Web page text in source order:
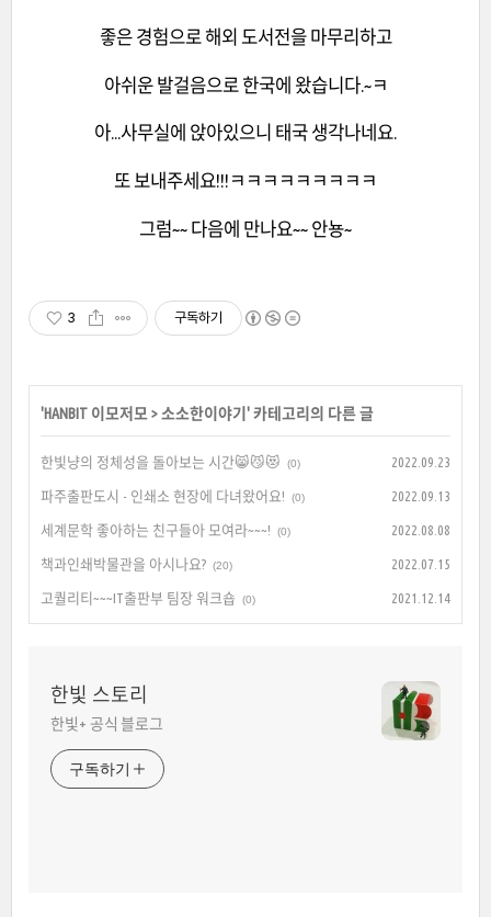
좋은 경험으로 해외 도서전을 마무리하고
아쉬운 발걸음으로 한국에 왔습니다.~ㅋ
아...사무실에 앉아있으니 태국 생각나네요.
또 보내주세요!!!ㅋㅋㅋㅋㅋㅋㅋㅋㅋ
그럼~~ 다음에 만나요~~ 안뇽~
3 구독하기
'HANBIT 이모저모 > 소소한이야기 ' 카테고리의 다른 글
한빛냥의 정체성을 돌아보는 시간😸😼😻 (0) 2022.09.23
파주출판도시 - 인쇄소 현장에 다녀왔어요! (0) 2022.09.13
세계문학 좋아하는 친구들아 모여라~~~! (0) 2022.08.08
책과인쇄박물관을 아시나요? (20) 2022.07.15
고퀄리티~~~IT출판부 팀장 워크숍 (0) 2021.12.14
한빛 스토리
한빛+ 공식 블로그
구독하기